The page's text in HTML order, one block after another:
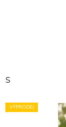
S
VÝPRODEJ